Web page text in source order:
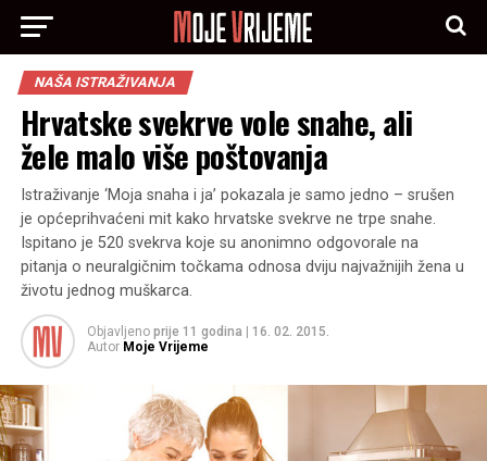
NAŠA ISTRAŽIVANJA
Hrvatske svekrve vole snahe, ali
žele malo više poštovanja
Istraživanje ‘Moja snaha i ja’ pokazala je samo jedno – srušen
je općeprihvaćeni mit kako hrvatske svekrve ne trpe snahe.
Ispitano je 520 svekrva koje su anonimno odgovorale na
pitanja o neuralgičnim točkama odnosa dviju najvažnijih žena u
životu jednog muškarca.
Objavljeno prije 11 godina
16. 02. 2015.
Autor Moje Vrijeme